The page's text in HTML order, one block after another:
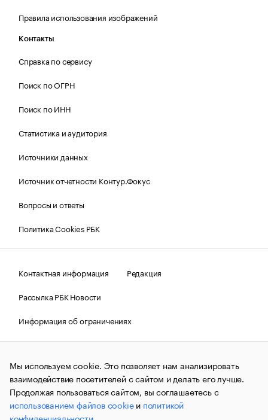
Правила использования изображений
Контакты
Справка по сервису
Поиск по ОГРН
Поиск по ИНН
Статистика и аудитория
Источники данных
Источник отчетности Контур.Фокус
Вопросы и ответы
Политика Cookies РБК
Контактная информация
Редакция
Рассылка РБК Новости
Информация об ограничениях
Правовая информация
О соблюдении авторских прав
© АО «РОСБИЗНЕСКОНСАЛТИНГ»,1995–2026.Сообщения
и материалы информационного агентства «РБК»
(зарегистрировано Федеральной службой по надзору в сфере
связи, информационных технологий и массовых
коммуникаций (Роскомнадзор) 09.12.2015 за номером ИА
№ФС77-63848) сопровождаются пометкой «РБК». Отдельные
Мы используем cookie. Это позволяет нам анализировать
взаимодействие посетителей с сайтом и делать его лучше.
Продолжая пользоваться сайтом, вы соглашаетесь с
использованием файлов cookieи политикой